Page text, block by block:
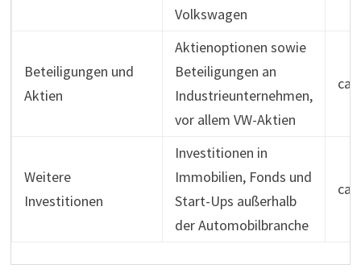
Volkswagen
Beteiligungen und
Aktien
Aktienoptionen sowie
Beteiligungen an
Industrieunternehmen,
vor allem VW-Aktien
ca.
Weitere
Investitionen
Investitionen in
Immobilien, Fonds und
Start-Ups außerhalb
der Automobilbranche
ca.